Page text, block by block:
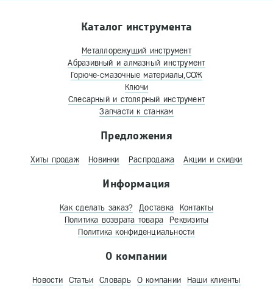
Каталог инструмента
Металлорежущий инструмент
Абразивный и алмазный инструмент
Горюче-смазочные материалы,СОЖ
Ключи
Слесарный и столярный инструмент
Запчасти к станкам
Предложения
Хиты продаж Новинки Распродажа Акции и скидки
Информация
Как сделать заказ? Доставка
Контакты
Политика возврата товара
Реквизиты
Политика конфиденциальности
О компании
Новости Статьи Словарь О компании
Наши клиенты